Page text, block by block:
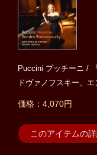
Puccini プッチーニ /
ドヴァノフスキー、
価格：4,070円
このアイテムの